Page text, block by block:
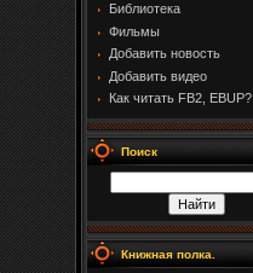
Библиотека
Фильмы
Добавить новость
Добавить видео
Как читать FB2, EBUP?
Поиск
Книжная полка.